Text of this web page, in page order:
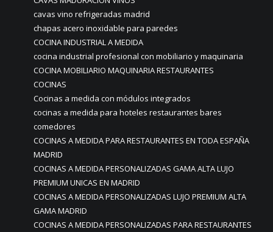
cavas vino refrigeradas madrid
chapas acero inoxidable para paredes
COCINA INDUSTRIAL A MEDIDA
cocina industrial profesional con mobiliario y maquinaria
COCINA MOBILIARIO MAQUINARIA RESTAURANTES
COCINAS
Cocinas a medida con módulos integrados
cocinas a medida para hoteles restaurantes bares
comedores
COCINAS A MEDIDA PARA RESTAURANTES EN TODA ESPAÑA
MADRID
COCINAS A MEDIDA PERSONALIZADAS GAMA ALTA LUJO
PREMIUM UNICAS EN MADRID
COCINAS A MEDIDA PERSONALIZADAS LUJO PREMIUM ALTA
GAMA MADRID
COCINAS A MEDIDA PERSONALIZADAS PARA RESTAURANTES